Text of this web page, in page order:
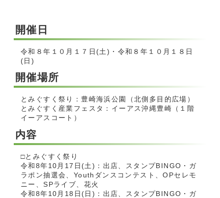
開催日
令和８年１０月１７日(土)・令和８年１０月１８日
(日)
開催場所
とみぐすく祭り：豊崎海浜公園（北側多目的広場）
とみぐすく産業フェスタ：イーアス沖縄豊崎（１階
イーアスコート）
内容
□とみぐすく祭り
令和8年10月17日(土)：出店、スタンプBINGO・ガ
ラポン抽選会、Youthダンスコンテスト、OPセレモ
ニー、SPライブ、花火
令和8年10月18日(日)：出店、スタンプBINGO・ガ